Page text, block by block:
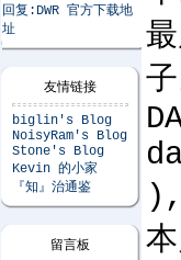
回复:DWR 官方下载地
址
友情链接
biglin's Blog
NoisyRam's Blog
Stone's Blog
Kevin 的小家
『知』治通鉴
留言板